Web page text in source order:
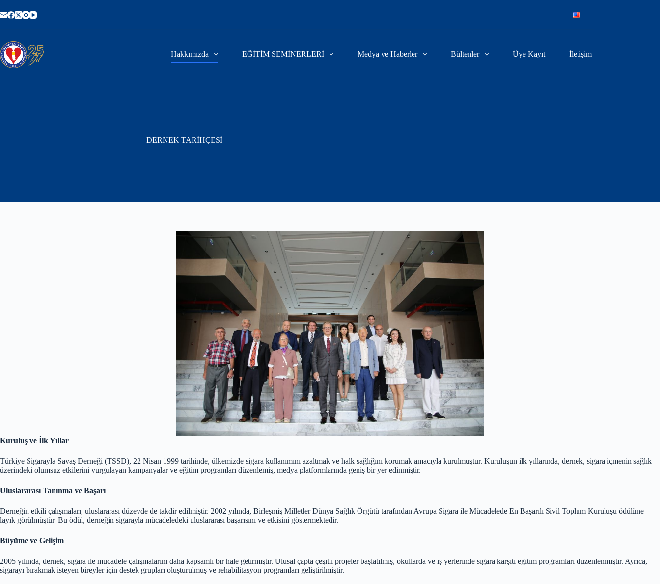
to
content
Hakkımızda EĞİTİM SEMİNERLERİ Medya ve Haberler Bültenler Üye Kayıt İletişim
DERNEK TARİHÇESİ
Kuruluş ve İlk Yıllar
Türkiye Sigarayla Savaş Derneği (TSSD), 22 Nisan 1999 tarihinde, ülkemizde sigara kullanımını azaltmak ve halk sağlığını korumak amacıyla kurulmuştur. Kuruluşun ilk yıllarında, dernek, sigara içmenin sağlık
üzerindeki olumsuz etkilerini vurgulayan kampanyalar ve eğitim programları düzenlemiş, medya platformlarında geniş bir yer edinmiştir.
Uluslararası Tanınma ve Başarı
Derneğin etkili çalışmaları, uluslararası düzeyde de takdir edilmiştir. 2002 yılında, Birleşmiş Milletler Dünya Sağlık Örgütü tarafından Avrupa Sigara ile Mücadelede En Başarılı Sivil Toplum Kuruluşu ödülüne
layık görülmüştür. Bu ödül, derneğin sigarayla mücadeledeki uluslararası başarısını ve etkisini göstermektedir.
Büyüme ve Gelişim
2005 yılında, dernek, sigara ile mücadele çalışmalarını daha kapsamlı bir hale getirmiştir. Ulusal çapta çeşitli projeler başlatılmış, okullarda ve iş yerlerinde sigara karşıtı eğitim programları düzenlenmiştir. Ayrıca,
sigarayı bırakmak isteyen bireyler için destek grupları oluşturulmuş ve rehabilitasyon programları geliştirilmiştir.